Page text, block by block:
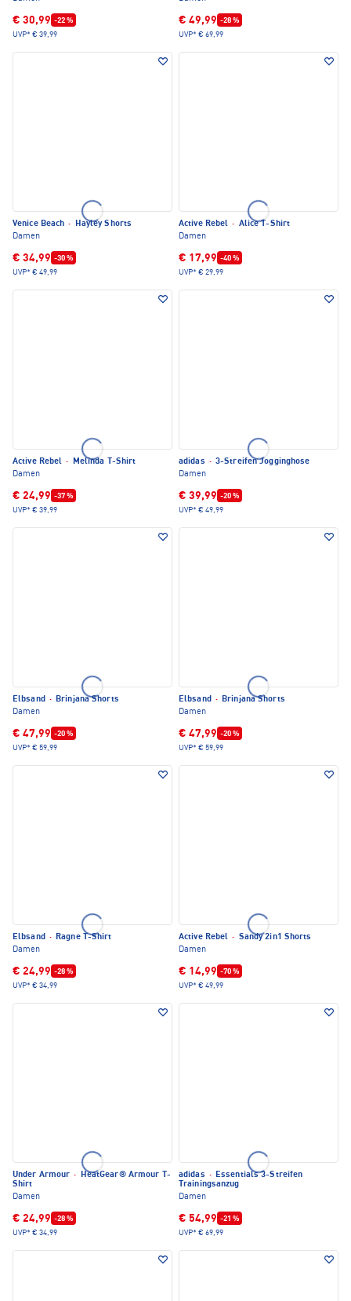
€ 30,99 -22 %
UVP* € 39,99
€ 49,99 -28 %
UVP* € 69,99
Venice Beach ·
Hayley Shorts
Damen
€ 34,99 -30 %
UVP* € 49,99
Active Rebel · Alice T-Shirt
Damen
€ 17,99 -40 %
UVP* € 29,99
Active Rebel ·
Melinda T-Shirt
Damen
€ 24,99 -37 %
UVP* € 39,99
adidas · 3-Streifen Jogginghose
Damen
€ 39,99 -20 %
UVP* € 49,99
Elbsand · Brinjana Shorts
Damen
€ 47,99 -20 %
UVP* € 59,99
Elbsand · Brinjana Shorts
Damen
€ 47,99 -20 %
UVP* € 59,99
Elbsand · Ragne T-Shirt
Damen
€ 24,99 -28 %
UVP* € 34,99
Active Rebel · Sandy 2in1 Shorts
Damen
€ 14,99 -70 %
UVP* € 49,99
Under Armour ·
HeatGear® Armour T-
Shirt
Damen
€ 24,99 -28 %
UVP* € 34,99
adidas · Essentials 3-Streifen
Trainingsanzug
Damen
€ 54,99 -21 %
UVP* € 69,99